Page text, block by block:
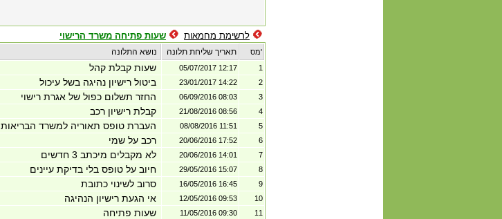
שעות פתיחה משרד הרישוי לרשימת מחמאות
תאריך שליחת תלונה מס'
שעות קבלת קהל 05/07/2017 12:17 1
ביטול רישיון נהיגה בשל עיכול 23/01/2017 14:22 2
החזר תשלום כפול של אגרת רישוי 06/09/2016 08:03 3
קבלת רישיון רכב 21/08/2016 08:56 4
העברת טופס תאוריה למשרד הבריאות 08/08/2016 11:51 5
רכב על שמי 20/06/2016 17:52 6
לא מקבלים מיכתב 3 חדשים 20/06/2016 14:01 7
חיוב על טופס בלי בדיקת עיינים 29/05/2016 15:07 8
סרוב לשינוי כתובת 16/05/2016 16:45 9
אי הגעת רישיון הנהיגה 12/05/2016 09:53 10
שעות פתיחה 11/05/2016 09:30 11